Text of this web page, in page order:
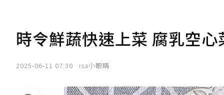
時令鮮蔬快速上菜 腐乳空心
2025-06-11 07:30 isa小眼睛